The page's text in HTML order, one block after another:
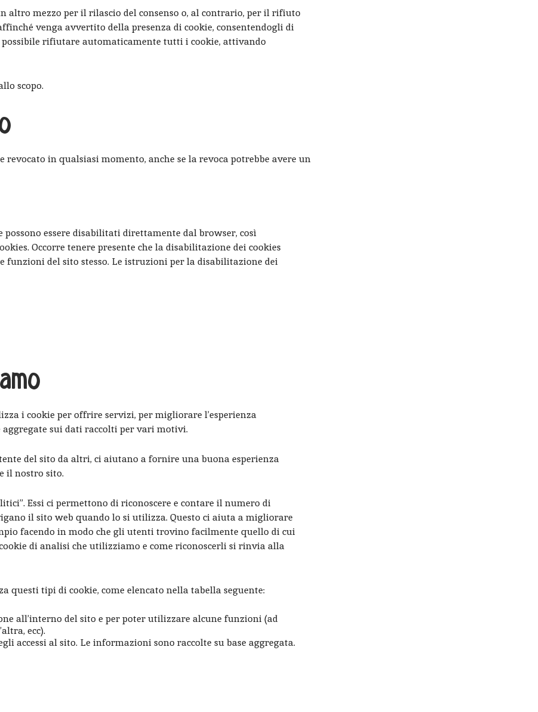
altro mezzo per il rilascio del consenso o, al contrario, per il rifiuto
venga avvertito della presenza di cookie, consentendogli di
possibile rifiutare automaticamente tutti i cookie, attivando
scopo.
revocato in qualsiasi momento, anche se la revoca potrebbe avere un
essere disabilitati direttamente dal browser, così
Occorre tenere presente che la disabilitazione dei cookies
del sito stesso. Le istruzioni per la disabilitazione dei
i cookie per offrire servizi, per migliorare l’esperienza
sui dati raccolti per vari motivi.
del sito da altri, ci aiutano a fornire una buona esperienza
il nostro sito.
Essi ci permettono di riconoscere e contare il numero di
il sito web quando lo si utilizza. Questo ci aiuta a migliorare
facendo in modo che gli utenti trovino facilmente quello di cui
di analisi che utilizziamo e come riconoscerli si rinvia alla
questi tipi di cookie, come elencato nella tabella seguente:
all’interno del sito e per poter utilizzare alcune funzioni (ad
ecc).
accessi al sito. Le informazioni sono raccolte su base aggregata.